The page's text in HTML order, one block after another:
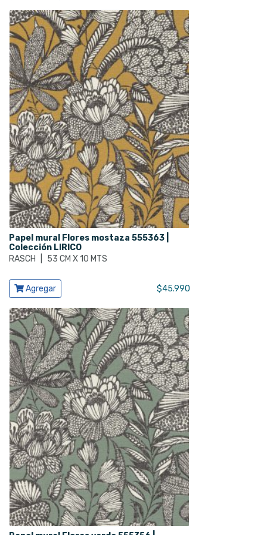
Papel mural Flores mostaza 555363 |
Colección LIRICO
RASCH
53 CM X 10 MTS
Ver producto
Agregar $45.990